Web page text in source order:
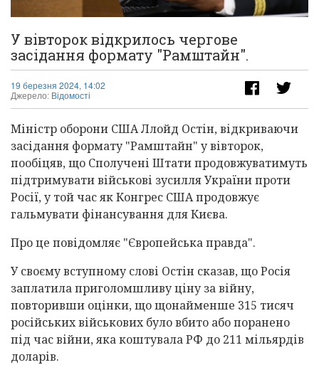
У вівторок відкрилось чергове
засідання формату "Рамштайн".
19 березня 2024, 14:02
Джерело: Відомості
Міністр оборони США Ллойд Остін, відкриваючи
засідання формату "Рамштайн" у вівторок,
пообіцяв, що Сполучені Штати продовжуватимуть
підтримувати військові зусилля України проти
Росії, у той час як Конгрес США продовжує
гальмувати фінансування для Києва.
Про це повідомляє "Європейська правда".
У своєму вступному слові Остін сказав, що Росія
заплатила приголомшливу ціну за війну,
повторивши оцінки, що щонайменше 315 тисяч
російських військових було вбито або поранено
під час війни, яка коштувала РФ до 211 мільярдів
доларів.